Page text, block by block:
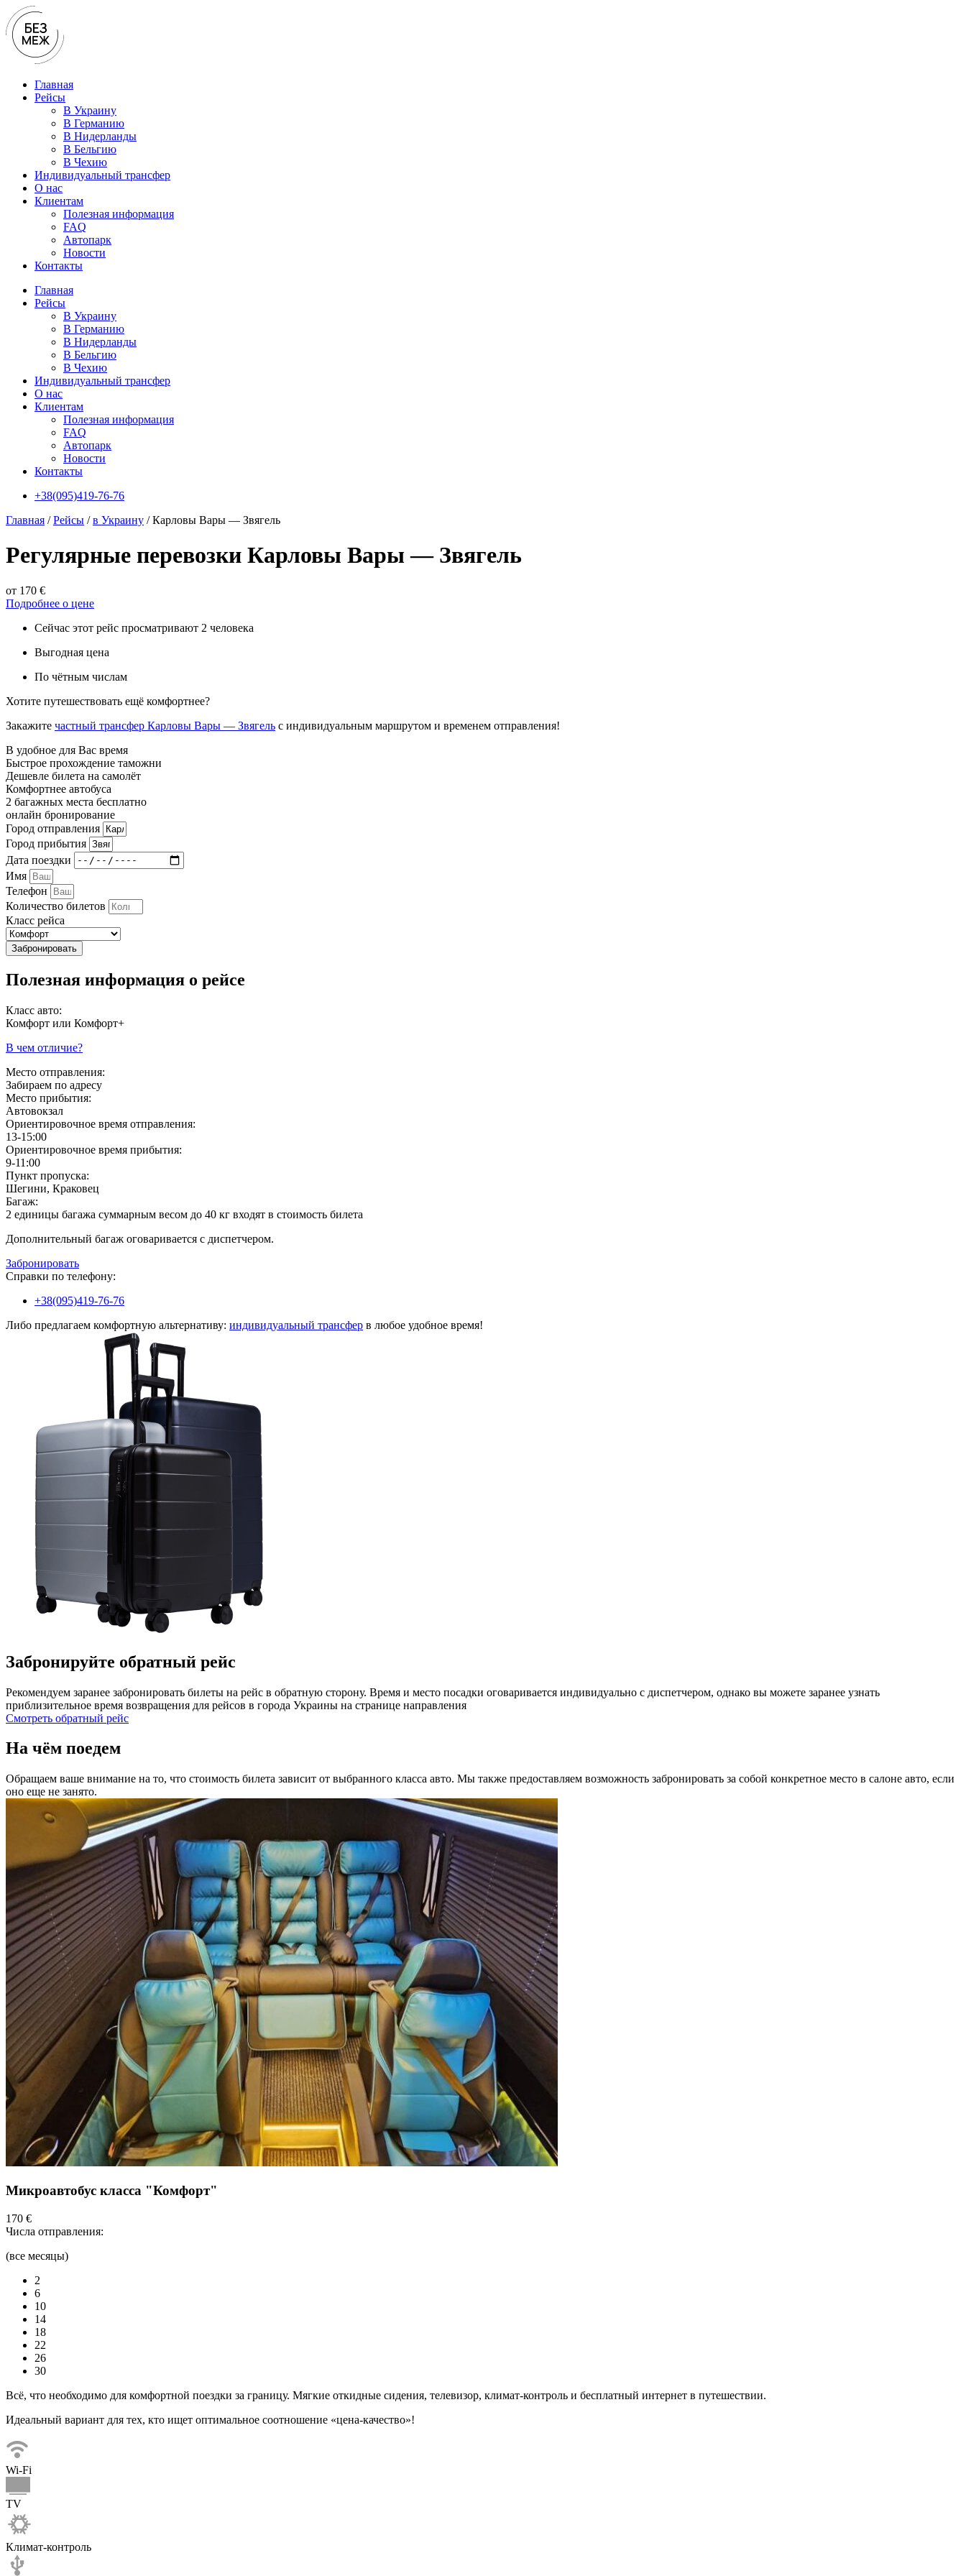
Перейти
к
содержимому
Главная
Рейсы
В Украину
В Германию
В Нидерланды
В Бельгию
В Чехию
Индивидуальный трансфер
О нас
Клиентам
Полезная информация
FAQ
Автопарк
Новости
Контакты
Главная
Рейсы
В Украину
В Германию
В Нидерланды
В Бельгию
В Чехию
Индивидуальный трансфер
О нас
Клиентам
Полезная информация
FAQ
Автопарк
Новости
Контакты
+38(095)419-76-76
Главная /Рейсы /в Украину /Карловы Вары — Звягель
Регулярные перевозки Карловы Вары — Звягель
от 170 €
Подробнее о цене
Сейчас этот рейс просматривают 2 человека
Выгодная цена
По чётным числам
Хотите путешествовать ещё комфортнее?
Закажите частный трансфер Карловы Вары — Звягель с индивидуальным маршрутом и временем отправления!
В удобное для Вас время
Быстрое прохождение таможни
Дешевле билета на самолёт
Комфортнее автобуса
2 багажных места бесплатно
онлайн бронирование
Город отправления
Город прибытия
Дата поездки
Имя
Телефон
Количество билетов
Класс рейса
Забронировать
Полезная информация о рейсе
Класс авто:
Комфорт или Комфорт+
В чем отличие?
Место отправления:
Забираем по адресу
Место прибытия:
Автовокзал
Ориентировочное время отправления:
13-15:00
Ориентировочное время прибытия:
9-11:00
Пункт пропуска:
Шегини, Краковец
Багаж:
2 единицы багажа суммарным весом до 40 кг входят в стоимость билета
Дополнительный багаж оговаривается с диспетчером.
Забронировать
Справки по телефону:
+38(095)419-76-76
Либо предлагаем комфортную альтернативу: индивидуальный трансфер в любое удобное время!
Забронируйте обратный рейс
Рекомендуем заранее забронировать билеты на рейс в обратную сторону. Время и место посадки оговаривается индивидуально с диспетчером, однако вы можете заранее узнать
приблизительное время возвращения для рейсов в города Украины на странице направления
Смотреть обратный рейс
На чём поедем
Обращаем ваше внимание на то, что стоимость билета зависит от выбранного класса авто. Мы также предоставляем возможность забронировать за собой конкретное место в салоне авто, если
оно еще не занято.
Микроавтобус класса "Комфорт"
170 €
Числа отправления:
(все месяцы)
2
6
10
14
18
22
26
30
Всё, что необходимо для комфортной поездки за границу. Мягкие откидные сидения, телевизор, климат-контроль и бесплатный интернет в путешествии.
Идеальный вариант для тех, кто ищет оптимальное соотношение «цена-качество»!
Wi-Fi
TV
Климат-контроль